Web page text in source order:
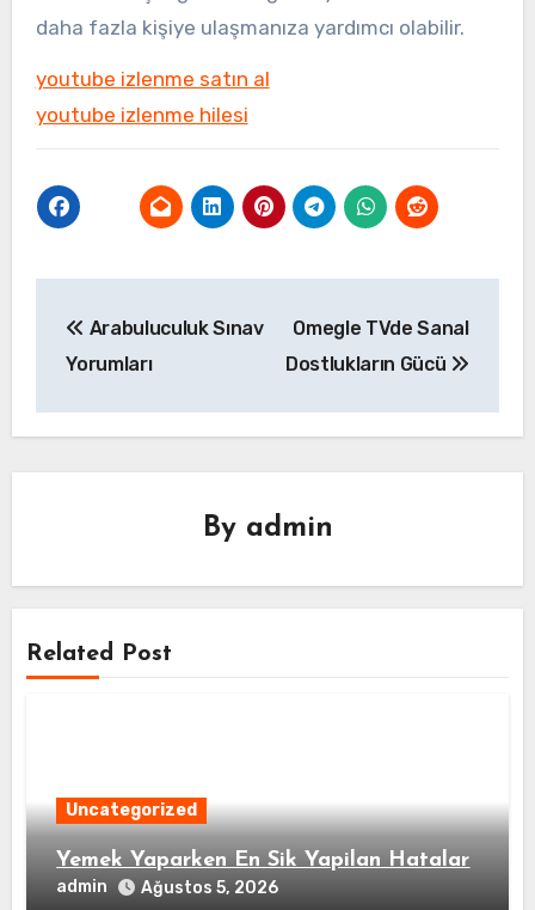
daha fazla kişiye ulaşmanıza yardımcı olabilir.
youtube izlenme satın al
youtube izlenme hilesi
gezinmesi
Arabuluculuk Sınav
Yorumları
Omegle TVde Sanal
Dostlukların Gücü
By admin
Related Post
Uncategorized
Yemek Yaparken En Sik Yapilan Hatalar
admin Ağustos 5, 2026